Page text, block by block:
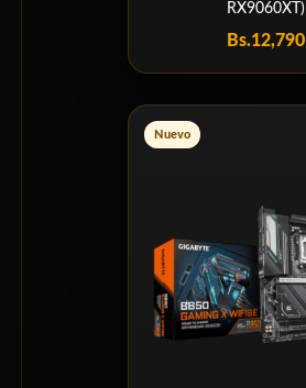
RX9060XT)
Bs.12,790
Nuevo